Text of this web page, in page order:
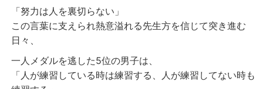
「努力は人を裏切らない」
この言葉に支えられ熱意溢れる先生方を信じて突き進む
日々、
一人メダルを逃した5位の男子は、
「人が練習している時は練習する、人が練習してない時も